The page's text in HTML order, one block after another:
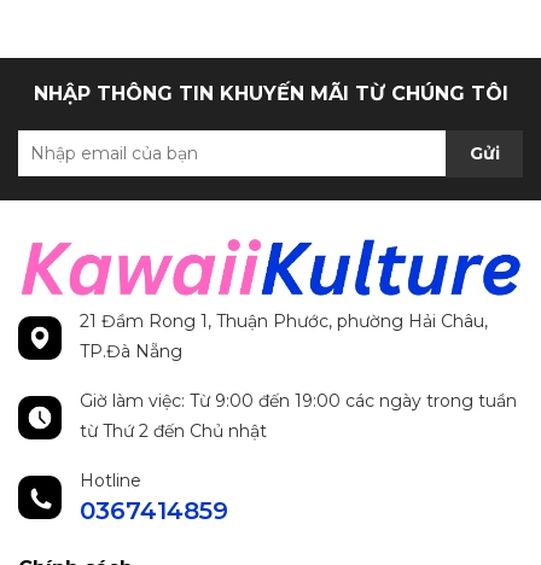
NHẬP THÔNG TIN KHUYẾN MÃI TỪ CHÚNG TÔI
Gửi
21 Đầm Rong 1, Thuận Phước, phường Hải Châu,
TP.Đà Nẵng
Giờ làm việc: Từ 9:00 đến 19:00 các ngày trong tuần
từ Thứ 2 đến Chủ nhật
Hotline
0367414859